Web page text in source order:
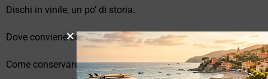
Dischi in vinile, un po’ di storia.
Dove conviene comprare vinili online?
Come conservare correttamente i vinili usati